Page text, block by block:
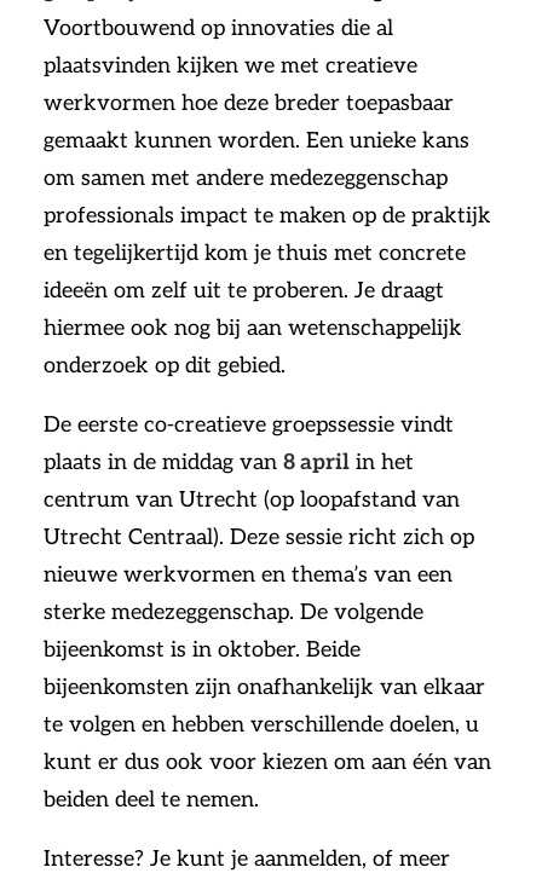
Voortbouwend op innovaties die al
plaatsvinden kijken we met creatieve
werkvormen hoe deze breder toepasbaar
gemaakt kunnen worden. Een unieke kans
om samen met andere medezeggenschap
professionals impact te maken op de praktijk
en tegelijkertijd kom je thuis met concrete
ideeën om zelf uit te proberen. Je draagt
hiermee ook nog bij aan wetenschappelijk
onderzoek op dit gebied.
De eerste co-creatieve groepssessie vindt
plaats in de middag van 8 april in het
centrum van Utrecht (op loopafstand van
Utrecht Centraal). Deze sessie richt zich op
nieuwe werkvormen en thema’s van een
sterke medezeggenschap. De volgende
bijeenkomst is in oktober. Beide
bijeenkomsten zijn onafhankelijk van elkaar
te volgen en hebben verschillende doelen, u
kunt er dus ook voor kiezen om aan één van
beiden deel te nemen.
Interesse? Je kunt je aanmelden, of meer